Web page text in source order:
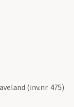
(inv.nr. 475)